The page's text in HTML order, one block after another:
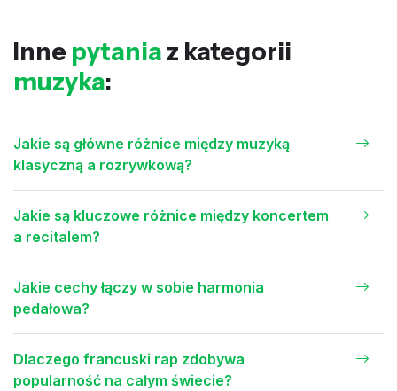
Inne pytania z kategorii
muzyka:
Jakie są główne różnice między muzyką
klasyczną a rozrywkową?
Jakie są kluczowe różnice między koncertem
a recitalem?
Jakie cechy łączy w sobie harmonia
pedałowa?
Dlaczego francuski rap zdobywa
popularność na całym świecie?